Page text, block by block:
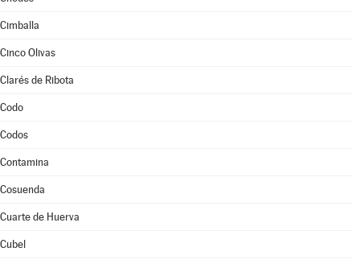
Cimballa
Cinco Olivas
Clarés de Ribota
Codo
Codos
Contamina
Cosuenda
Cuarte de Huerva
Cubel